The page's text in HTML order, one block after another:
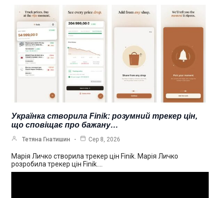
Українка створила Finik: розумний трекер цін,
що сповіщає про бажану…
Тетяна Гнатишин Сер 8, 2026
Марія Личко створила трекер цін Finik. Марія Личко
розробила трекер цін Finik.…